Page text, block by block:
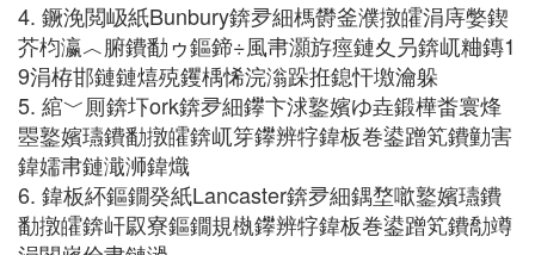
4. 鐝浼閲岋紙Bunbury錛夛細榪欎釜濮撴皬涓庤嫳鍥
芥枃瀛︿腑鐨勫ゥ鏂鍗÷風帇灝斿痙鏈夊叧錛屼粬鏄1
9涓栫邯鏈鏈熺殑钁楀悕浣滃跺拰鎴忓墽瀹躲
5. 綰﹀厠錛圷ork錛夛細鑻卞浗鐜嬪ゆ垚鍛樺畨寰烽
瞾鐜嬪瓙鐨勫撴皬錛屼笌鑻辨牸鍏板巻鍙蹭笂鐨勭害
鍏嬬帇鏈濈浉鍏熾
6. 鍏板紑鏂鐗癸紙Lancaster錛夛細鍝堥噷鐜嬪瓙鐨
勫撴皬錛屽叞寮鏂鐗規槸鑻辨牸鍏板巻鍙蹭笂鐨勪竴